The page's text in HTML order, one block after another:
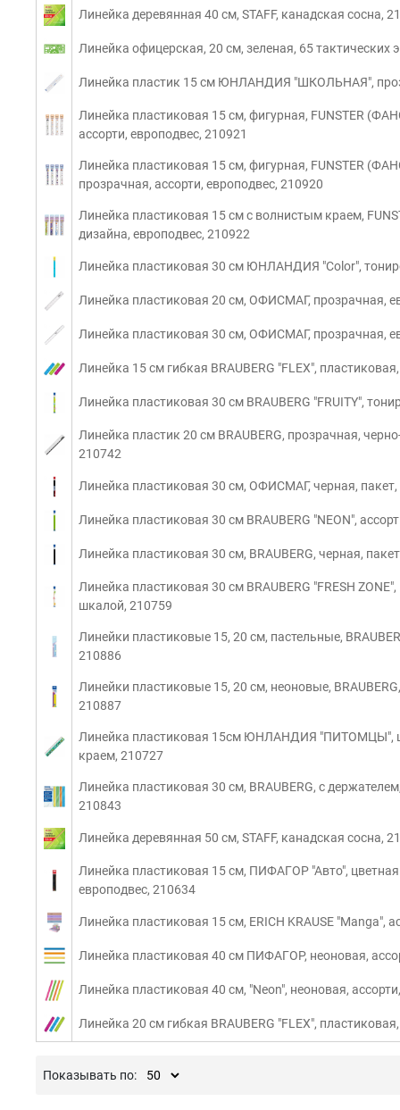
Линейка деревянная 40 см, STAFF, канадская сосна,
Линейка офицерская, 20 см, зеленая, 65 тактических
Линейка пластик 15 см ЮНЛАНДИЯ "ШКОЛЬНАЯ",
Линейка пластиковая 15 см, фигурная, FUNSTER
ассорти, европодвес, 210921
Линейка пластиковая 15 см, фигурная, FUNSTER
прозрачная, ассорти, европодвес, 210920
Линейка пластиковая 15 см с волнистым краем,
дизайна, европодвес, 210922
Линейка пластиковая 30 см ЮНЛАНДИЯ "Color",
Линейка пластиковая 20 см, ОФИСМАГ, прозрачная,
Линейка пластиковая 30 см, ОФИСМАГ, прозрачная,
Линейка 15 см гибкая BRAUBERG "FLEX",
Линейка пластиковая 30 см BRAUBERG "FRUITY",
Линейка пластик 20 см BRAUBERG, прозрачная,
210742
Линейка пластиковая 30 см, ОФИСМАГ, черная,
Линейка пластиковая 30 см BRAUBERG "NEON",
Линейка пластиковая 30 см, BRAUBERG, черная,
Линейка пластиковая 30 см BRAUBERG "FRESH
шкалой, 210759
Линейки пластиковые 15, 20 см, пастельные,
210886
Линейки пластиковые 15, 20 см, неоновые,
210887
Линейка пластиковая 15см ЮНЛАНДИЯ "ПИТОМЦЫ",
краем, 210727
Линейка пластиковая 30 см, BRAUBERG, с
210843
Линейка деревянная 50 см, STAFF, канадская сосна,
Линейка пластиковая 15 см, ПИФАГОР "Авто",
европодвес, 210634
Линейка пластиковая 15 см, ERICH KRAUSE "Manga",
Линейка пластиковая 40 см ПИФАГОР, неоновая,
Линейка пластиковая 40 см, "Neon", неоновая,
Линейка 20 см гибкая BRAUBERG "FLEX",
Показывать по: